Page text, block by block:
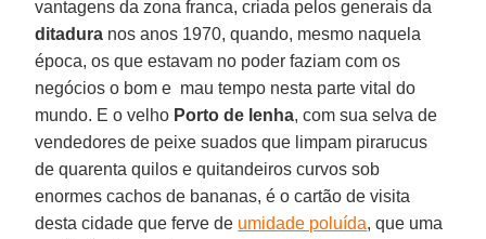
vantagens da zona franca, criada pelos generais da
ditadura nos anos 1970, quando, mesmo naquela
época, os que estavam no poder faziam com os
negócios o bom e mau tempo nesta parte vital do
mundo. E o velho Porto de lenha, com sua selva de
vendedores de peixe suados que limpam pirarucus
de quarenta quilos e quitandeiros curvos sob
enormes cachos de bananas, é o cartão de visita
desta cidade que ferve de umidade poluída, que uma